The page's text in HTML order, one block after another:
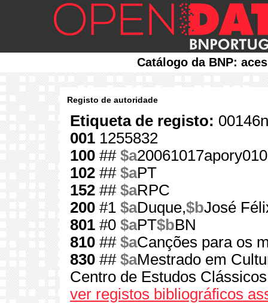
Catálogo da BNP:
Registo de autoridade
Etiqueta de registo:
001 1255832
100 ## $a
102 ## $aPT
152 ## $aRPC
200 #1 $aDuque,$bJosé
801 #0 $aPT$bBN
810 ## $aCanções para os
830 ## $aMestrado em
Centro de Estudos Clássicos
ver registos bibliográficos